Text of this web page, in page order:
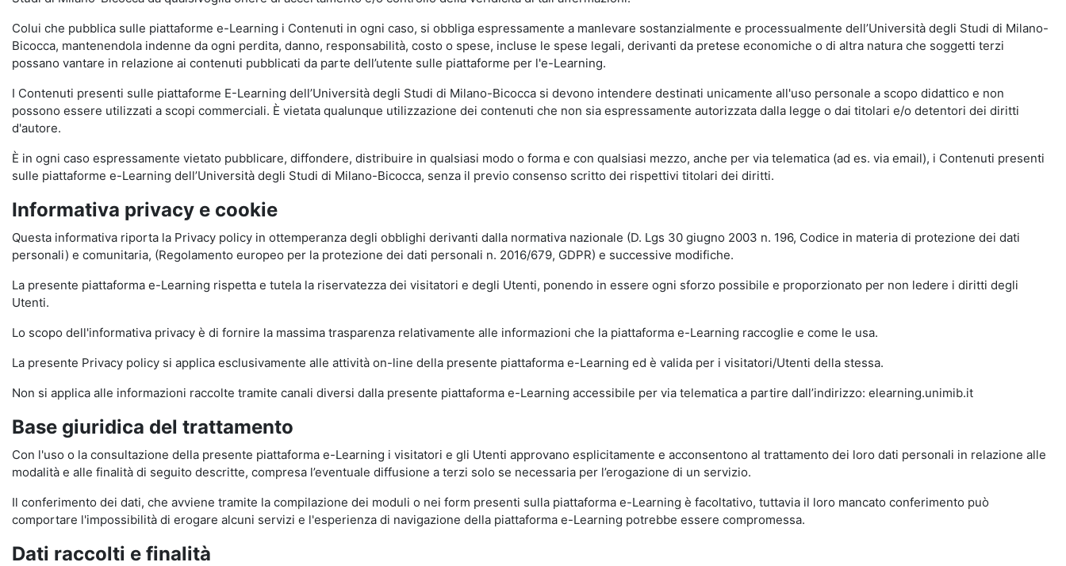
Colui che pubblica sulle piattaforme e-Learning i Contenuti in ogni caso, si obbliga espressamente a manlevare sostanzialmente e processualmente dell’Università degli Studi di Milano-
Bicocca, mantenendola indenne da ogni perdita, danno, responsabilità, costo o spese, incluse le spese legali, derivanti da pretese economiche o di altra natura che soggetti terzi
possano vantare in relazione ai contenuti pubblicati da parte dell’utente sulle piattaforme per l'e-Learning.
I Contenuti presenti sulle piattaforme E-Learning dell’Università degli Studi di Milano-Bicocca si devono intendere destinati unicamente all'uso personale a scopo didattico e non
possono essere utilizzati a scopi commerciali. È vietata qualunque utilizzazione dei contenuti che non sia espressamente autorizzata dalla legge o dai titolari e/o detentori dei diritti
d'autore.
È in ogni caso espressamente vietato pubblicare, diffondere, distribuire in qualsiasi modo o forma e con qualsiasi mezzo, anche per via telematica (ad es. via email), i Contenuti presenti
sulle piattaforme e-Learning dell’Università degli Studi di Milano-Bicocca, senza il previo consenso scritto dei rispettivi titolari dei diritti.
Informativa privacy e cookie
Questa informativa riporta la Privacy policy in ottemperanza degli obblighi derivanti dalla normativa nazionale (D. Lgs 30 giugno 2003 n. 196, Codice in materia di protezione dei dati
personali) e comunitaria, (Regolamento europeo per la protezione dei dati personali n. 2016/679, GDPR) e successive modifiche.
La presente piattaforma e-Learning rispetta e tutela la riservatezza dei visitatori e degli Utenti, ponendo in essere ogni sforzo possibile e proporzionato per non ledere i diritti degli
Utenti.
Lo scopo dell'informativa privacy è di fornire la massima trasparenza relativamente alle informazioni che la piattaforma e-Learning raccoglie e come le usa.
La presente Privacy policy si applica esclusivamente alle attività on-line della presente piattaforma e-Learning ed è valida per i visitatori/Utenti della stessa.
Non si applica alle informazioni raccolte tramite canali diversi dalla presente piattaforma e-Learning accessibile per via telematica a partire dall’indirizzo: elearning.unimib.it
Base giuridica del trattamento
Con l'uso o la consultazione della presente piattaforma e-Learning i visitatori e gli Utenti approvano esplicitamente e acconsentono al trattamento dei loro dati personali in relazione alle
modalità e alle finalità di seguito descritte, compresa l’eventuale diffusione a terzi solo se necessaria per l’erogazione di un servizio.
Il conferimento dei dati, che avviene tramite la compilazione dei moduli o nei form presenti sulla piattaforma e-Learning è facoltativo, tuttavia il loro mancato conferimento può
comportare l'impossibilità di erogare alcuni servizi e l'esperienza di navigazione della piattaforma e-Learning potrebbe essere compromessa.
Dati raccolti e finalità